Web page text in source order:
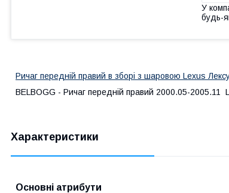
У
будь-
Ричаг передній правий в зборі з шаровою Lexus
BELBOGG - Ричаг передній правий 2000.05-
Характеристики
Основні атрибути